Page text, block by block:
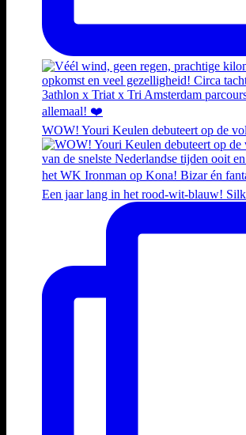
WOW! Youri Keulen debuteert op de
Een jaar lang in het rood-wit-blauw!